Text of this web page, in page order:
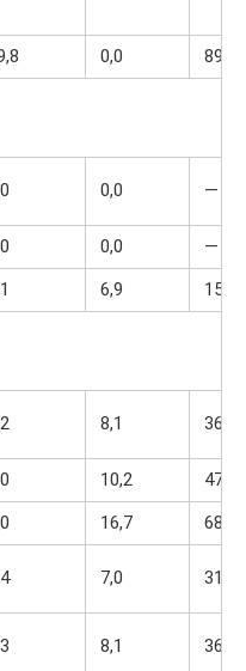
0,0 898
0,0 —
0,0
—
6,9 152
8,1 36
10,2
47
16,7
68
7,0 31
8,1 36